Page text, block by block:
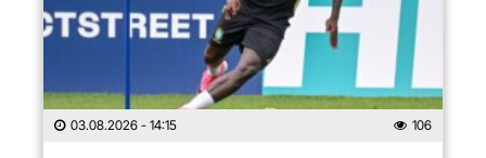
03.08.2026 - 14:15 106